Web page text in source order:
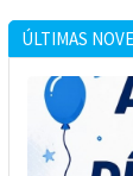
ÚLTIMAS